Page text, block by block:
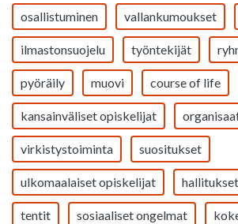
osallistuminen vallankumoukset
ilmastonsuojelu työntekijät
pyöräily muovi course of life
kansainväliset opiskelijat
virkistystoiminta suositukset
ulkomaalaiset opiskelijat
tentit sosiaaliset ongelmat